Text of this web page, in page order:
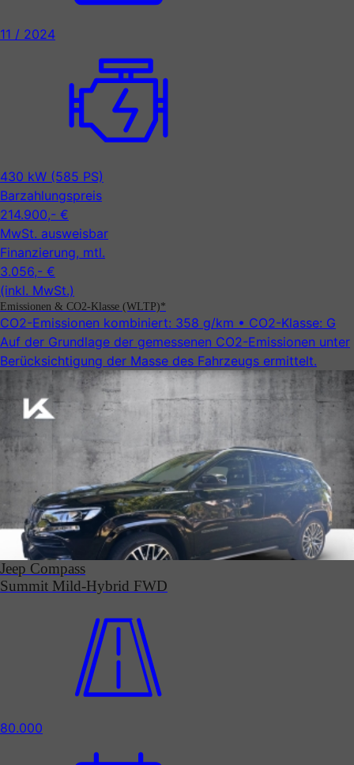
11 / 2024
430 kW (585 PS)
Barzahlungspreis
214.900,- €
MwSt. ausweisbar
Finanzierung, mtl.
3.056,- €
(inkl. MwSt.)
Emissionen & CO2-Klasse (WLTP)*
CO2-Emissionen kombiniert: 358 g/km • CO2-Klasse: G
Auf der Grundlage der gemessenen CO2-Emissionen unter
Be­rück­sicht­ig­ung der Masse des Fahrzeugs ermittelt.
Jeep Compass
Summit Mild-Hybrid FWD
80.000